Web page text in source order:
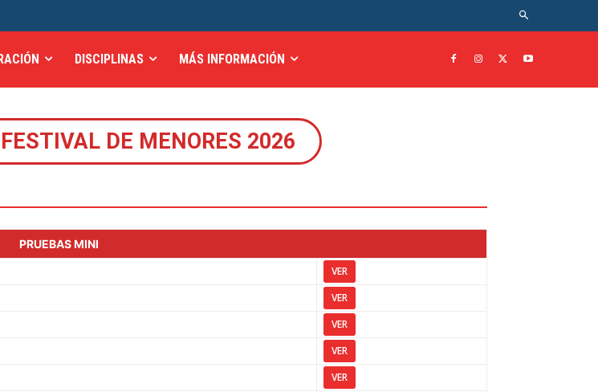
DISCIPLINAS MÁS INFORMACIÓN
DE MENORES 2026
PRUEBAS MINI
VER
VER
VER
VER
VER